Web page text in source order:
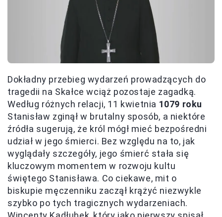
Dokładny przebieg wydarzeń prowadzących do
tragedii na Skałce wciąż pozostaje zagadką.
Według różnych relacji, 11 kwietnia 1079 roku
Stanisław zginął w brutalny sposób, a niektóre
źródła sugerują, że król mógł mieć bezpośredni
udział w jego śmierci. Bez względu na to, jak
wyglądały szczegóły, jego śmierć stała się
kluczowym momentem w rozwoju kultu
świętego Stanisława. Co ciekawe, mit o
biskupie męczenniku zaczął krążyć niezwykle
szybko po tych tragicznych wydarzeniach.